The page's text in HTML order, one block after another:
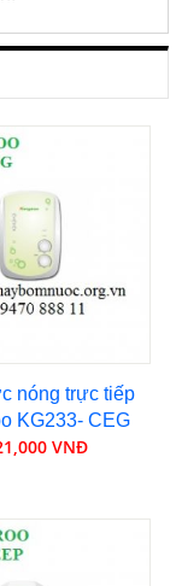
nóng trực tiếp
KG233- CEG
VNĐ